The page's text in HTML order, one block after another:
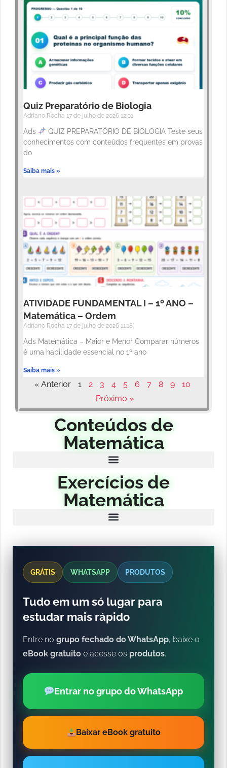
Quiz Preparatório de Biologia
Adriano Rocha 17 de julho de 2026 12:01
Ads
QUIZ PREPARATÓRIO DE BIOLOGIA Teste seus
conhecimentos com conteúdos frequentes em provas
do
Saiba mais »
ATIVIDADE FUNDAMENTAL I – 1º ANO –
Matemática – Ordem
Adriano Rocha 17 de julho de 2026 11:18
Ads Matemática – Maior e Menor Comparar números
é uma habilidade essencial no 1º ano
Saiba mais »
« Anterior 1 2 3 4 5 6 7 8 9
10
Próximo »
Conteúdos de
Matemática
Exercícios de
Matemática
GRÁTIS WHATSAPP PRODUTOS
Tudo em um só lugar para
estudar mais rápido
Entre no grupo fechado do WhatsApp, baixe o
eBook gratuito e acesse os produtos.
Entrar no grupo do WhatsApp
Baixar eBook gratuito